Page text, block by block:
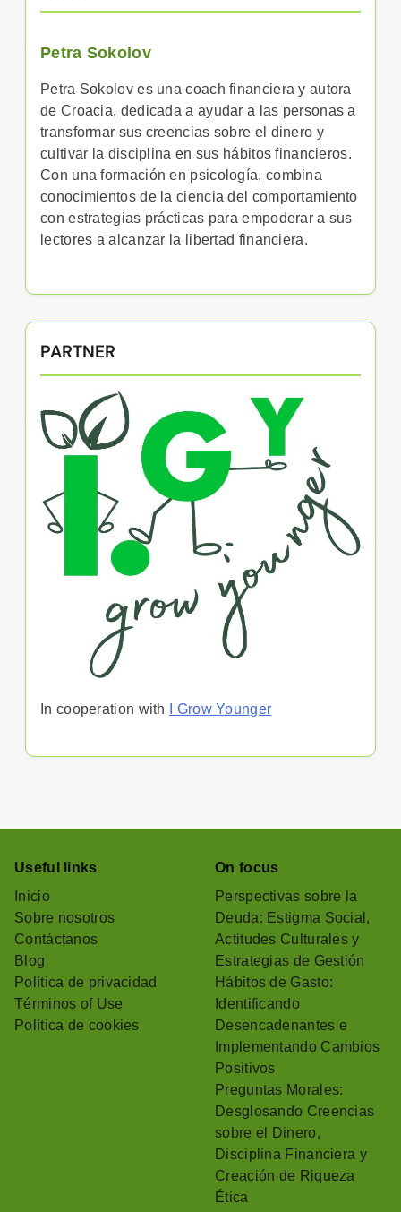
Petra Sokolov
Petra Sokolov es una coach financiera y autora
de Croacia, dedicada a ayudar a las personas a
transformar sus creencias sobre el dinero y
cultivar la disciplina en sus hábitos financieros.
Con una formación en psicología, combina
conocimientos de la ciencia del comportamiento
con estrategias prácticas para empoderar a sus
lectores a alcanzar la libertad financiera.
PARTNER
In cooperation with I Grow Younger
Useful links
Inicio
Sobre nosotros
Contáctanos
Blog
Política de privacidad
Términos of Use
Política de cookies
On focus
Perspectivas sobre la
Deuda: Estigma Social,
Actitudes Culturales y
Estrategias de Gestión
Hábitos de Gasto:
Identificando
Desencadenantes e
Implementando Cambios
Positivos
Preguntas Morales:
Desglosando Creencias
sobre el Dinero,
Disciplina Financiera y
Creación de Riqueza
Ética